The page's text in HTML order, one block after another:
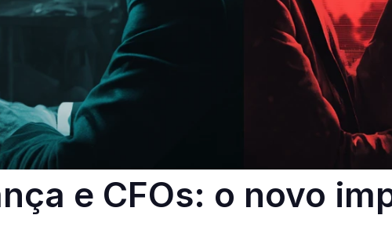
e CFOs: o novo